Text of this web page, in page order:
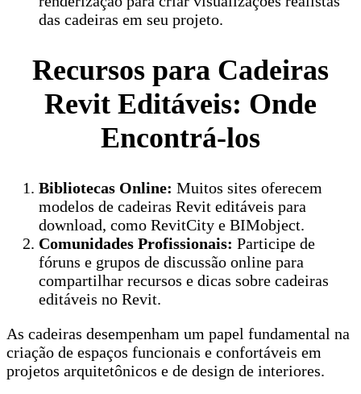
das cadeiras em seu projeto.
Recursos para Cadeiras
Revit Editáveis: Onde
Encontrá-los
Bibliotecas Online: Muitos sites oferecem
modelos de cadeiras Revit editáveis para
download, como RevitCity e BIMobject.
Comunidades Profissionais: Participe de
fóruns e grupos de discussão online para
compartilhar recursos e dicas sobre cadeiras
editáveis no Revit.
As cadeiras desempenham um papel fundamental na
criação de espaços funcionais e confortáveis em
projetos arquitetônicos e de design de interiores.